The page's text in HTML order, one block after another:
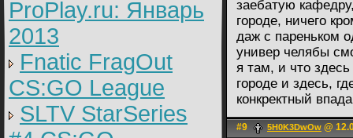
ProPlay.ru: Январь
2013
Fnatic FragOut
CS:GO League
SLTV StarSeries
заебатую
городе, ничего
даж с пареньком
универ челябы
я там, и что
городе и здесь,
конкректный
#9 5H0K3DwOw @